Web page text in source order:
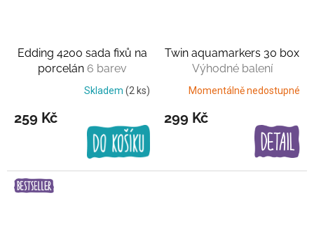
Edding 4200 sada fixů na
porcelán 6 barev
Skladem (2 ks)
259 Kč
Twin aquamarkers 30 box
Výhodné balení
Momentálně nedostupné
299 Kč